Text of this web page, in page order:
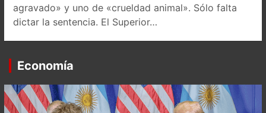
agravado» y uno de «crueldad animal». Sólo falta
dictar la sentencia. El Superior…
Economía